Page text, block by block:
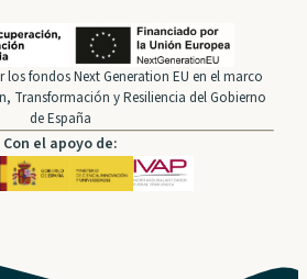
fondos Next Generation EU en el marco
Transformación y Resiliencia del Gobierno
de España
Con el apoyo de: